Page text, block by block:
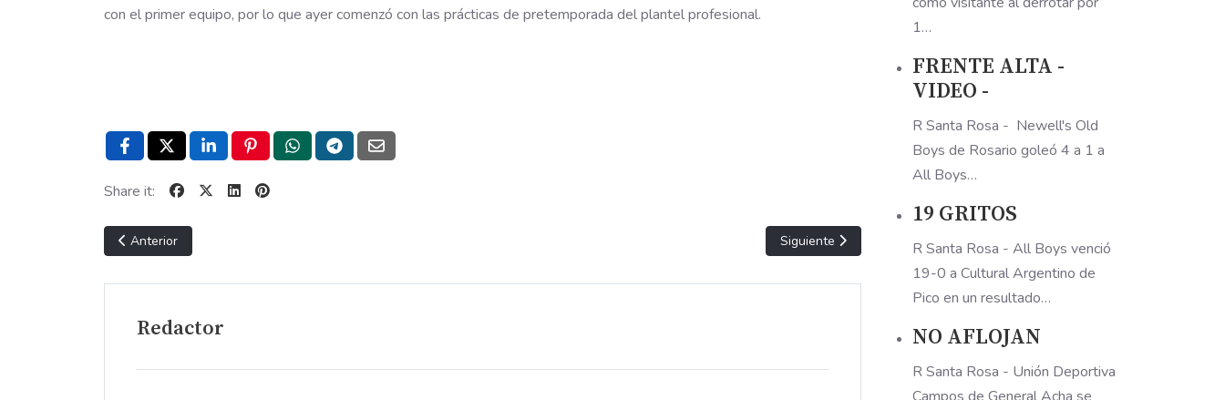
con el primer equipo, por lo que ayer comenzó con las prácticas de pretemporada del plantel profesional.
Share it:
Artículo anterior: DE COSTA A COSTA -video-
Anterior Artículo siguiente: EL ALBO QUIERE GUERRA
Siguiente
Redactor
1…
FRENTE ALTA -
VIDEO -
R Santa Rosa - Newell's Old
Boys de Rosario goleó 4 a 1 a
All Boys…
19 GRITOS
R Santa Rosa - All Boys venció
19-0 a Cultural Argentino de
Pico en un resultado…
NO AFLOJAN
R Santa Rosa - Unión Deportiva